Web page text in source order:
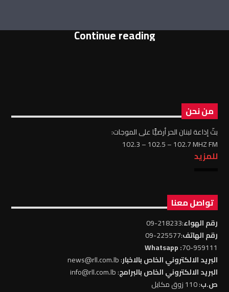
Continue reading
من نحن
بثّ إذاعة لبنان الحر أرضيًّا على الموجات:
102.3 – 102.5 – 102.7 MHZ FM
للمزيد
تواصل معنا
رقم الهواء:218233-09
رقم الهاتف:225577-09
70-959111
: Whatsapp
البريد الالكتروني الخاص بالاخبار: news@rll.com.lb
البريد الالكتروني الخاص بالبرامج: info@rll.com.lb
ص.ب: 110 زوق مكايل